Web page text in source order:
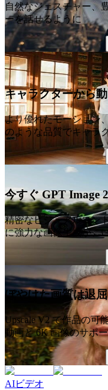
自然なジェスチャー、
ーを話せるように
新着
キャラクターから動
より優れたモーション
のような品質でキャラ
今すぐ GPT Image
精密なビジュアルコン
に強力な画像生成が、
ぼやけた画質は退
Upscale V2 で作品の可
動画と 6K 画像のサポ
AIビデオ